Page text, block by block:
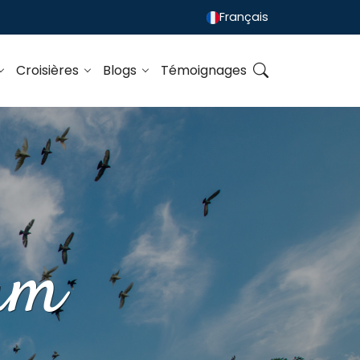
Français
Croisières Blogs Témoignages